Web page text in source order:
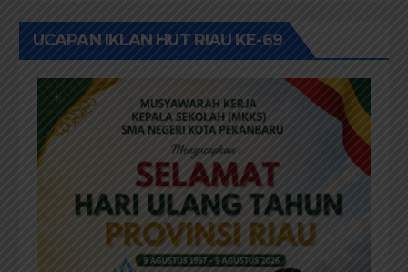
Diprioritaskan
UCAPAN IKLAN HUT RIAU KE-69